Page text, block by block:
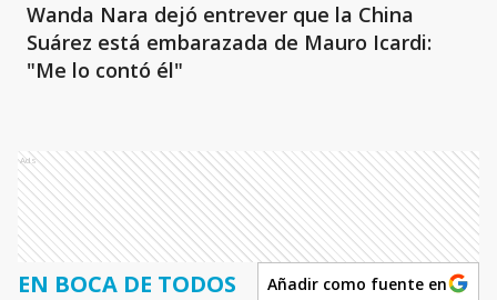
Wanda Nara dejó entrever que la China
Suárez está embarazada de Mauro Icardi:
"Me lo contó él"
Ads
EN BOCA DE TODOS Añadir como fuente en